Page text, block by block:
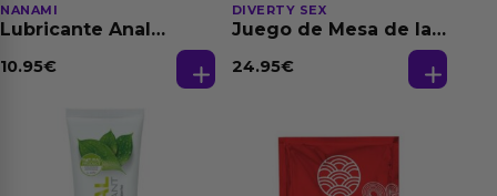
NANAMI
Lubricante Anal
Dilatación Base Agua
10.95€
DIVERTY SEX
Juego de Mesa de las
24.95€